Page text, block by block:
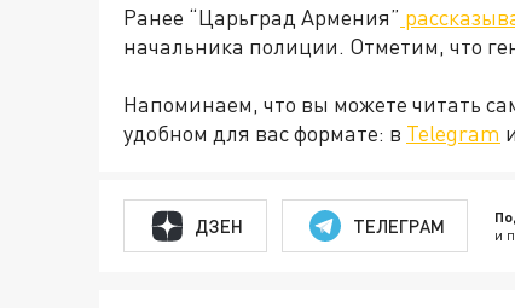
Ранее “Царьград Армения”
начальника полиции. Отметим, что
Напоминаем, что вы можете читать
удобном для вас формате: в Telegram
ДЗЕН ТЕЛЕГРАМ и